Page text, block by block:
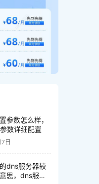
参数怎么样，
数详细配置
日
dns服务器较
思，dns服务